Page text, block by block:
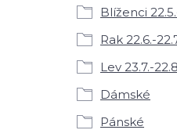
Blíženci
Rak 22.6.-
Lev 23.7.-
Dámské
Pánské